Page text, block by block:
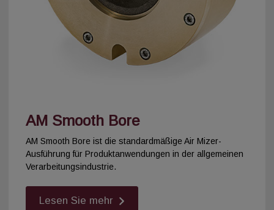
AM Smooth Bore
AM Smooth Bore ist die standardmäßige Air Mizer-
Ausführung für Produktanwendungen in der allgemeinen
Verarbeitungsindustrie.
Lesen Sie mehr